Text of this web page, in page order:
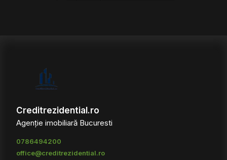
Creditrezidential.ro
Agenție imobiliară Bucuresti
0786494200
office@creditrezidential.ro